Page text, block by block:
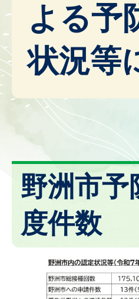
よる予
状況等
野洲市予
度件数